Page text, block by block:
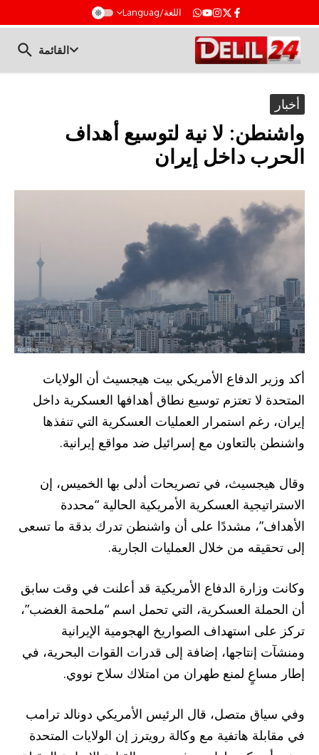
اللغة/Languag
القائمة
أخبار
واشنطن: لا نية لتوسيع أهداف
الحرب داخل إيران
أكد وزير الدفاع الأمريكي بيت هيجسيث أن الولايات
المتحدة لا تعتزم توسيع نطاق أهدافها العسكرية داخل
إيران، رغم استمرار العمليات العسكرية التي تنفذها
واشنطن بالتعاون مع إسرائيل ضد مواقع إيرانية.
وقال هيجسيث، في تصريحات أدلى بها الخميس، إن
الاستراتيجية العسكرية الأمريكية الحالية “محددة
الأهداف”، مشددًا على أن واشنطن تدرك بدقة ما تسعى
إلى تحقيقه من خلال العمليات الجارية.
وكانت وزارة الدفاع الأمريكية قد أعلنت في وقت سابق
أن الحملة العسكرية، التي تحمل اسم “ملحمة الغضب”،
تركز على استهداف الصواريخ الهجومية الإيرانية
ومنشآت إنتاجها، إضافة إلى قدرات القوات البحرية، في
إطار مساعٍ لمنع طهران من امتلاك سلاح نووي.
وفي سياق متصل، قال الرئيس الأمريكي دونالد ترامب
في مقابلة هاتفية مع وكالة رويترز إن الولايات المتحدة